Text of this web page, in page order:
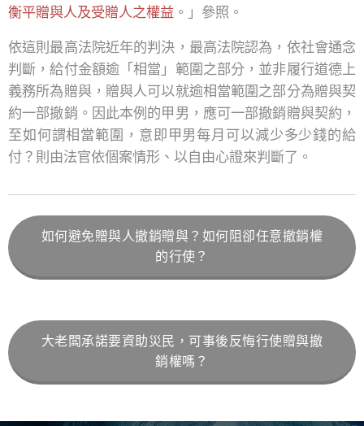
衡平贈與人及受贈人之權益 。」參照。
依這則最高法院近年的判決，最高法院認為，依社會通念
判斷，給付金額逾「相當」範圍之部分，並非履行道德上
義務所為贈與，贈與人可以就逾相當範圍之部分為贈與契
約一部撤銷。因此本例的甲男，應可一部撤銷贈與契約，
至如何謂相當範圍，意即甲男每月可以減少多少錢的給
付？則由法官依個案情形、以自由心證來判斷了。
如何避免贈與人撤銷贈與？如何阻卻任意撤銷權
的行使？
大老闆承諾要資助災民，可事後反悔行使贈與撤
銷權嗎？